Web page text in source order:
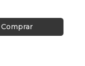
Comprar